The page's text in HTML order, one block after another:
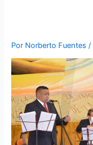
Por Norberto Fuentes /